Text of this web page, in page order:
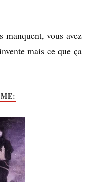
vous avez
mais ce que ça